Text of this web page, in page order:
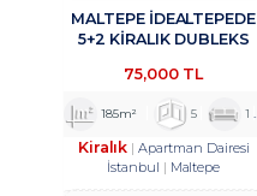
MALTEPE İDEALTEPEDE
5+2 KİRALIK DUBLEKS
75,000 TL
185m² 5 1
Kiralık
Apartman Dairesi
İstanbul
Maltepe